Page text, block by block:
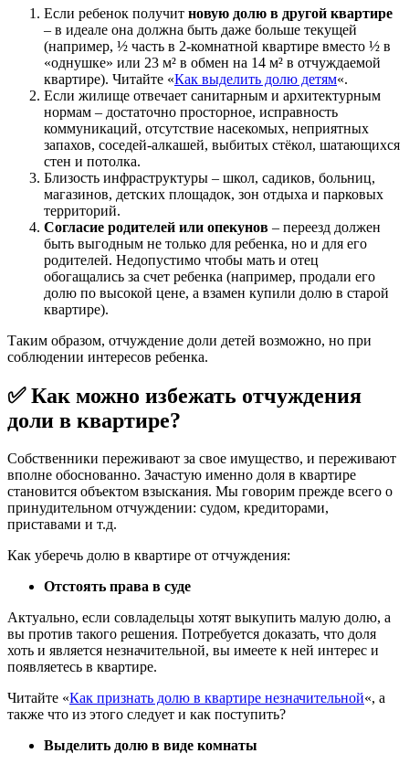
Если ребенок получит новую долю в другой квартире
– в идеале она должна быть даже больше текущей
(например, ½ часть в 2-комнатной квартире вместо ½ в
«однушке» или 23 м² в обмен на 14 м² в отчуждаемой
квартире). Читайте «Как выделить долю детям«.
Если жилище отвечает санитарным и архитектурным
нормам – достаточно просторное, исправность
коммуникаций, отсутствие насекомых, неприятных
запахов, соседей-алкашей, выбитых стёкол, шатающихся
стен и потолка.
Близость инфраструктуры – школ, садиков, больниц,
магазинов, детских площадок, зон отдыха и парковых
территорий.
Согласие родителей или опекунов – переезд должен
быть выгодным не только для ребенка, но и для его
родителей. Недопустимо чтобы мать и отец
обогащались за счет ребенка (например, продали его
долю по высокой цене, а взамен купили долю в старой
квартире).
Таким образом, отчуждение доли детей возможно, но при
соблюдении интересов ребенка.
✅ Как можно избежать отчуждения
доли в квартире?
Собственники переживают за свое имущество, и переживают
вполне обоснованно. Зачастую именно доля в квартире
становится объектом взыскания. Мы говорим прежде всего о
принудительном отчуждении: судом, кредиторами,
приставами и т.д.
Как уберечь долю в квартире от отчуждения:
Отстоять права в суде
Актуально, если совладельцы хотят выкупить малую долю, а
вы против такого решения. Потребуется доказать, что доля
хоть и является незначительной, вы имеете к ней интерес и
появляетесь в квартире.
Читайте «Как признать долю в квартире незначительной«, а
также что из этого следует и как поступить?
Выделить долю в виде комнаты